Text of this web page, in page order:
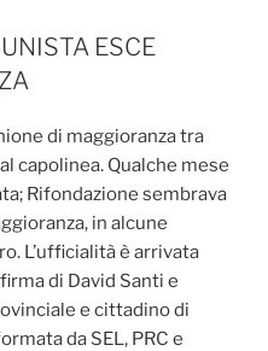
ESCE
di maggioranza tra
capolinea. Qualche mese
Rifondazione sembrava
in alcune
L’ufficialità è arrivata
di David Santi e
e cittadino di
da SEL, PRC e